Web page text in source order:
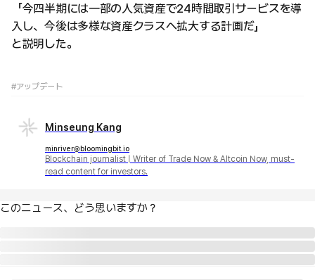
「今四半期には一部の人気資産で24時間取引サービスを導
入し、今後は多様な資産クラスへ拡大する計画だ」
と説明した。
#アップデート
Minseung Kang
minriver@bloomingbit.io
Blockchain journalist | Writer of Trade Now & Altcoin Now, must-
read content for investors.
このニュース、どう思いますか？